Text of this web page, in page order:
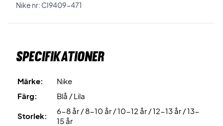
Nike nr: CI9409-471
Specifikationer
Märke:
Nike
Färg:
Blå / Lila
Storlek:
6-8 år / 8-10 år / 10-12 år / 12-13 år / 13-
15 år